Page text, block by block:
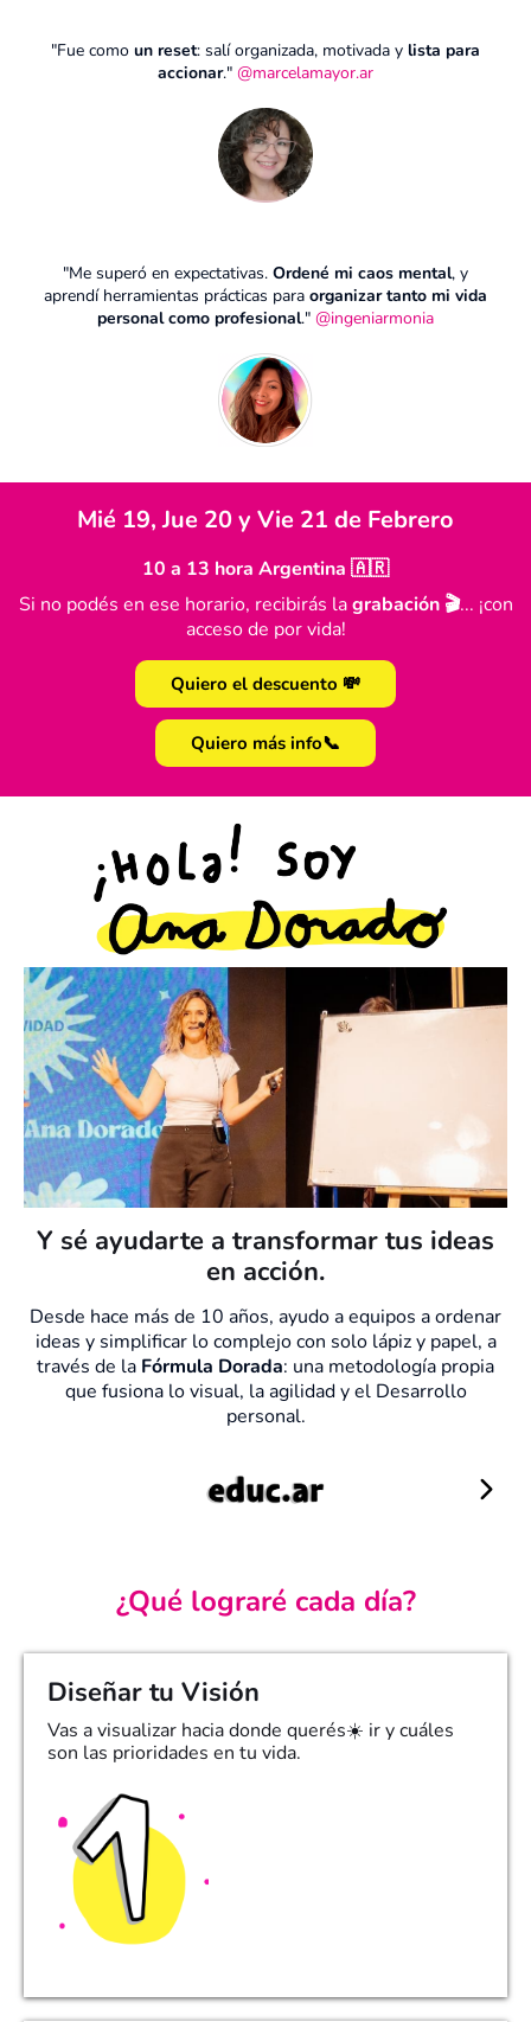
"Fue como un reset: salí organizada, motivada y lista para
accionar." @marcelamayor.ar
"Me superó en expectativas. Ordené mi caos mental, y
aprendí herramientas prácticas para organizar tanto mi vida
personal como profesional." @ingeniarmonia
Mié 19, Jue 20 y Vie 21 de Febrero
10 a 13 hora Argentina 🇦🇷
Si no podés en ese horario, recibirás lagrabación 🎬... ¡con
acceso de por vida!
Quiero el descuento 💸
Quiero más info📞
Y sé ayudarte a transformar tus ideas
en acción.
Desde hace más de 10 años, ayudo a equipos a ordenar
ideas y simplificar lo complejo con solo lápiz y papel, a
través de la Fórmula Dorada: una metodología propia
que fusiona lo visual, la agilidad y el Desarrollo
personal.
¿Qué lograré cada día?
Diseñar tu Visión
Vas a visualizar hacia donde querés☀️ ir y cuáles
son las prioridades en tu vida.